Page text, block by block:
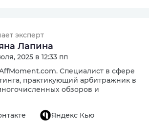
эксперт
Лапина
2025 в 12:33 пп
Специалист в сфере
практикующий арбитражник в
обзоров и
Яндекс Кью